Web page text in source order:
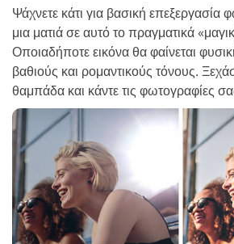
Ψάχνετε κάτι για βασική επεξεργασία
μια ματιά σε αυτό το πραγματικά
Οποιαδήποτε εικόνα θα φαίνεται
βαθιούς και ρομαντικούς τόνους.
θαμπάδα και κάντε τις φωτογραφίες